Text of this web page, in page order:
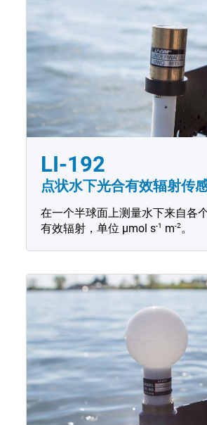
LI-192
点状水下光合有效辐射传
在一个半球面上测量水下来自各
有效辐射，单位 µmols-1 m-2。